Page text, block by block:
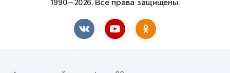
1990—2026. Все права защищены.